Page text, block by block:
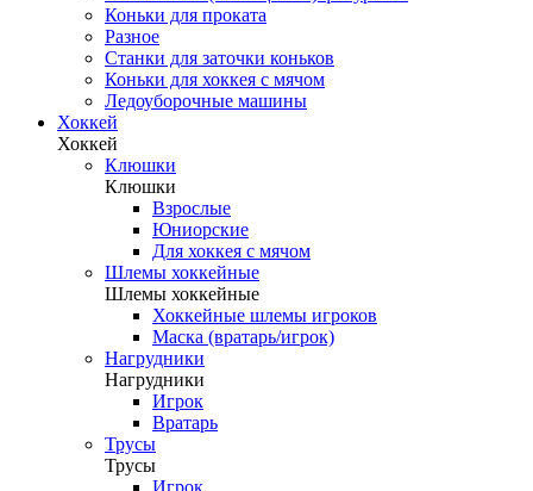
Коньки для проката
Разное
Станки для заточки коньков
Коньки для хоккея с мячом
Ледоуборочные машины
Хоккей
Хоккей
Клюшки
Клюшки
Взрослые
Юниорские
Для хоккея с мячом
Шлемы хоккейные
Шлемы хоккейные
Хоккейные шлемы игроков
Маска (вратарь/игрок)
Нагрудники
Нагрудники
Игрок
Вратарь
Трусы
Трусы
Игрок